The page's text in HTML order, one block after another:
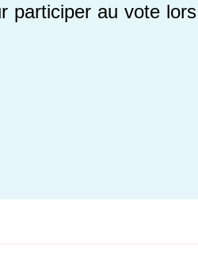
participer au vote